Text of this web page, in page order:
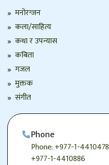
मनोरन्जन
कला/साहित्य
कथा र उपन्यास
कबिता
गजल
मुक्तक
संगीत
Phone
Phone: +977-1-4410478
+977-1-4410886